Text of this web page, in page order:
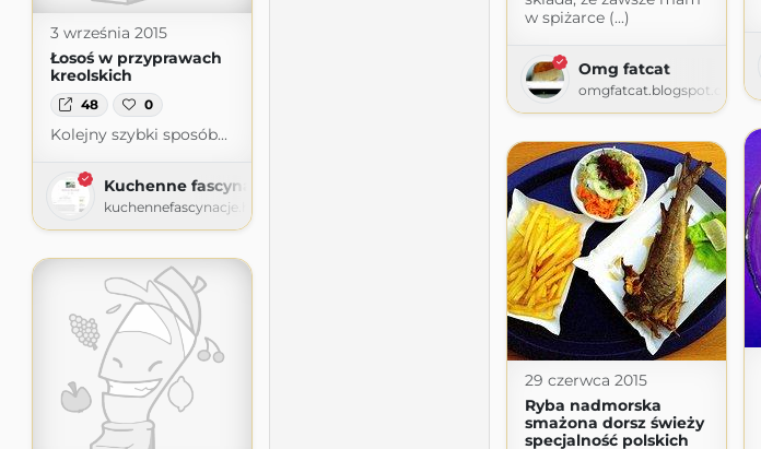
w spiżarce (...)
Omg fatcat
omgfatcat.blogspot.com
3 września 2015
Łosoś w przyprawach
kreolskich
48 0
Kolejny szybki sposób...
Kuchenne fascynacje
kuchennefascynacje.home.blog
29 czerwca 2015
Ryba nadmorska
smażona dorsz świeży
specjalność polskich